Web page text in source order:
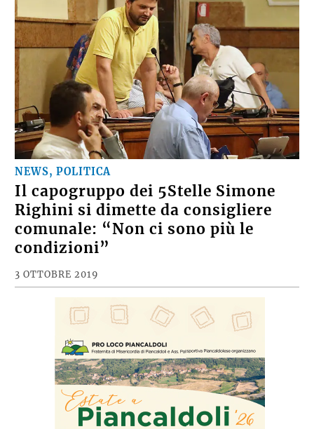
NEWS, POLITICA
Il capogruppo dei 5Stelle Simone
Righini si dimette da consigliere
comunale: “Non ci sono più le
condizioni”
3 OTTOBRE 2019